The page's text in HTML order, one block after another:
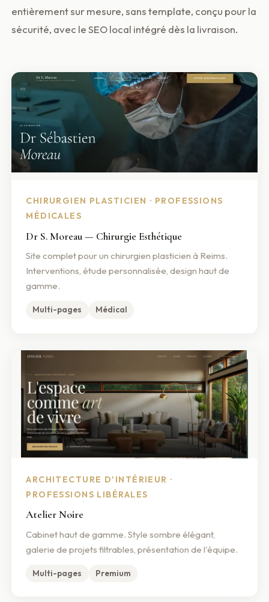
entièrement sur mesure, sans template, conçu pour la
sécurité, avec le SEO local intégré dès la livraison.
CHIRURGIEN PLASTICIEN · PROFESSIONS
MÉDICALES
Dr S. Moreau — Chirurgie Esthétique
Site complet pour un chirurgien plasticien à Reims.
Interventions, étude personnalisée, design haut de
gamme.
Multi-pages Médical
ARCHITECTURE D'INTÉRIEUR ·
PROFESSIONS LIBÉRALES
Atelier Noire
Cabinet haut de gamme. Style sombre élégant,
galerie de projets filtrables, présentation de l'équipe.
Multi-pages Premium